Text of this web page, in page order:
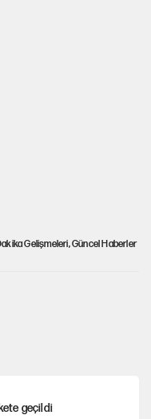
Gelişmeleri, Güncel Haberler
geçildi